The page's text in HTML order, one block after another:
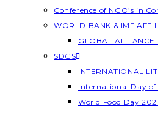
Conference of NGO’s in
WORLD BANK & IMF
GLOBAL ALLIANCE
SDGS
INTERNATIONAL
International Day of
World Food Day 2021